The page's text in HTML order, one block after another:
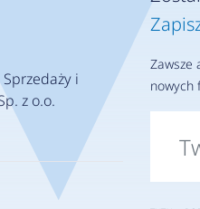
i
z o.o.
Zawsze
nowych